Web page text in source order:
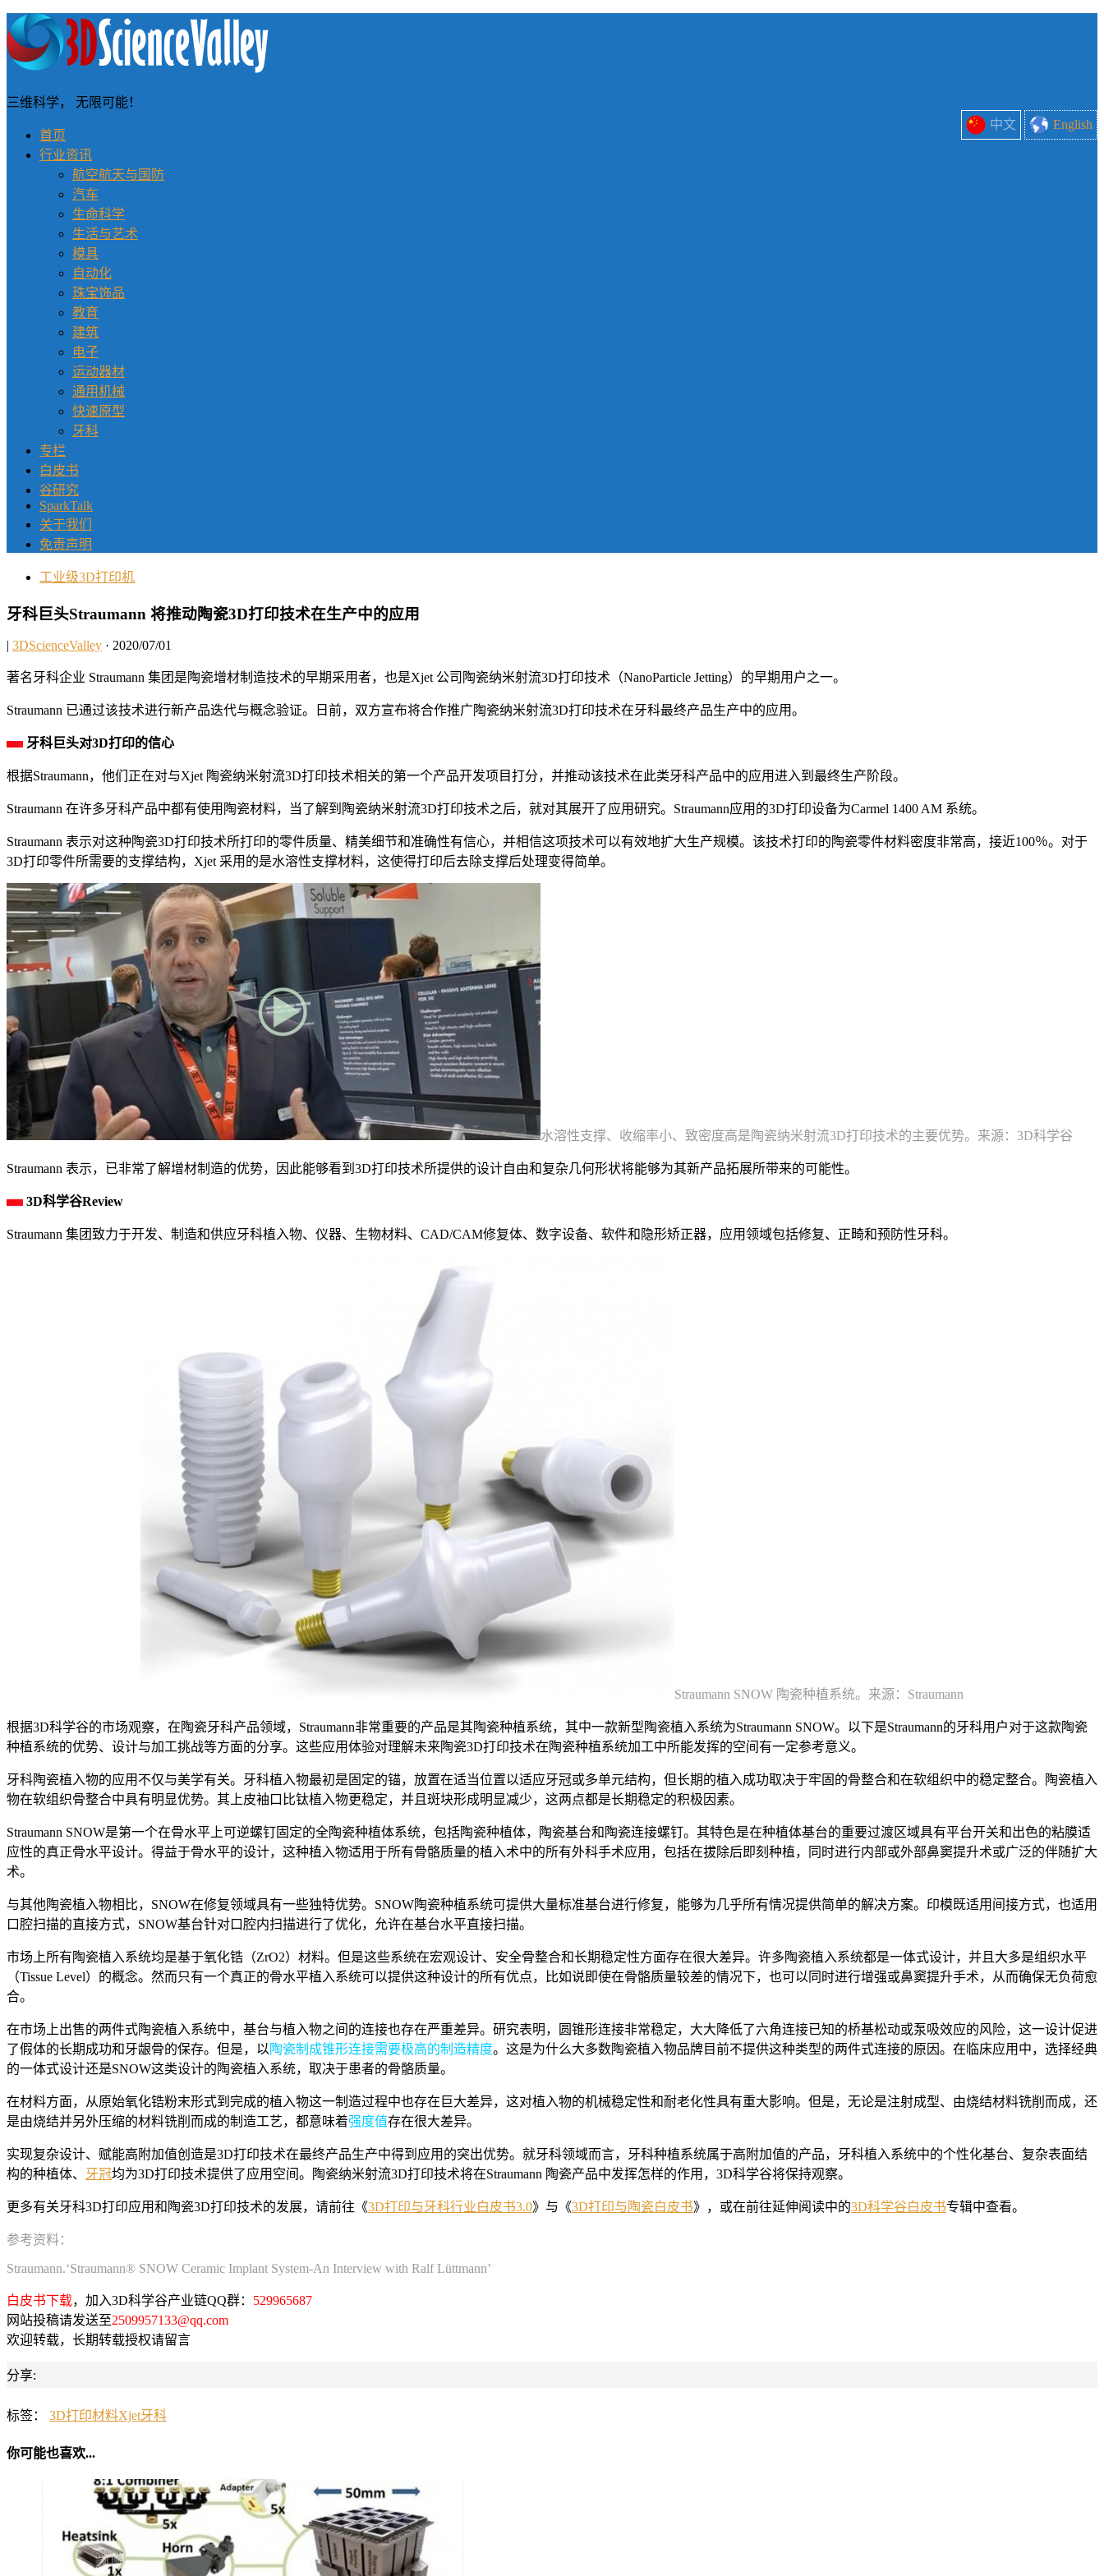
中文 English
三维科学， 无限可能！
首页
行业资讯
航空航天与国防
汽车
生命科学
生活与艺术
模具
自动化
珠宝饰品
教育
建筑
电子
运动器材
通用机械
快速原型
牙科
专栏
白皮书
谷研究
SparkTalk
关于我们
免责声明
工业级3D打印机
牙科巨头Straumann 将推动陶瓷3D打印技术在生产中的应用
| 3DScienceValley · 2020/07/01
著名牙科企业 Straumann 集团是陶瓷增材制造技术的早期采用者，也是Xjet 公司陶瓷纳米射流3D打印技术（NanoParticle Jetting）的早期用户之一。
Straumann 已通过该技术进行新产品迭代与概念验证。日前，双方宣布将合作推广陶瓷纳米射流3D打印技术在牙科最终产品生产中的应用。
牙科巨头对3D打印的信心
根据Straumann，他们正在对与Xjet 陶瓷纳米射流3D打印技术相关的第一个产品开发项目打分，并推动该技术在此类牙科产品中的应用进入到最终生产阶段。
Straumann 在许多牙科产品中都有使用陶瓷材料，当了解到陶瓷纳米射流3D打印技术之后，就对其展开了应用研究。Straumann应用的3D打印设备为Carmel 1400 AM 系统。
Straumann 表示对这种陶瓷3D打印技术所打印的零件质量、精美细节和准确性有信心，并相信这项技术可以有效地扩大生产规模。该技术打印的陶瓷零件材料密度非常高，接近100％。对于
3D打印零件所需要的支撑结构，Xjet 采用的是水溶性支撑材料，这使得打印后去除支撑后处理变得简单。
水溶性支撑、收缩率小、致密度高是陶瓷纳米射流3D打印技术的主要优势。来源：3D科学谷
Straumann 表示，已非常了解增材制造的优势，因此能够看到3D打印技术所提供的设计自由和复杂几何形状将能够为其新产品拓展所带来的可能性。
3D科学谷Review
Straumann 集团致力于开发、制造和供应牙科植入物、仪器、生物材料、CAD/CAM修复体、数字设备、软件和隐形矫正器，应用领域包括修复、正畸和预防性牙科。
Straumann SNOW 陶瓷种植系统。来源：Straumann
根据3D科学谷的市场观察，在陶瓷牙科产品领域，Straumann非常重要的产品是其陶瓷种植系统，其中一款新型陶瓷植入系统为Straumann SNOW。以下是Straumann的牙科用户对于这款陶瓷
种植系统的优势、设计与加工挑战等方面的分享。这些应用体验对理解未来陶瓷3D打印技术在陶瓷种植系统加工中所能发挥的空间有一定参考意义。
牙科陶瓷植入物的应用不仅与美学有关。牙科植入物最初是固定的锚，放置在适当位置以适应牙冠或多单元结构，但长期的植入成功取决于牢固的骨整合和在软组织中的稳定整合。陶瓷植入
物在软组织骨整合中具有明显优势。其上皮袖口比钛植入物更稳定，并且斑块形成明显减少，这两点都是长期稳定的积极因素。
Straumann SNOW是第一个在骨水平上可逆螺钉固定的全陶瓷种植体系统，包括陶瓷种植体，陶瓷基台和陶瓷连接螺钉。其特色是在种植体基台的重要过渡区域具有平台开关和出色的粘膜适
应性的真正骨水平设计。得益于骨水平的设计，这种植入物适用于所有骨骼质量的植入术中的所有外科手术应用，包括在拔除后即刻种植，同时进行内部或外部鼻窦提升术或广泛的伴随扩大
术。
与其他陶瓷植入物相比，SNOW在修复领域具有一些独特优势。SNOW陶瓷种植系统可提供大量标准基台进行修复，能够为几乎所有情况提供简单的解决方案。印模既适用间接方式，也适用
口腔扫描的直接方式，SNOW基台针对口腔内扫描进行了优化，允许在基台水平直接扫描。
市场上所有陶瓷植入系统均是基于氧化锆（ZrO2）材料。但是这些系统在宏观设计、安全骨整合和长期稳定性方面存在很大差异。许多陶瓷植入系统都是一体式设计，并且大多是组织水平
（Tissue Level）的概念。然而只有一个真正的骨水平植入系统可以提供这种设计的所有优点，比如说即使在骨骼质量较差的情况下，也可以同时进行增强或鼻窦提升手术，从而确保无负荷愈
合。
在市场上出售的两件式陶瓷植入系统中，基台与植入物之间的连接也存在严重差异。研究表明，圆锥形连接非常稳定，大大降低了六角连接已知的桥基松动或泵吸效应的风险，这一设计促进
了假体的长期成功和牙龈骨的保存。但是，以陶瓷制成锥形连接需要极高的制造精度。这是为什么大多数陶瓷植入物品牌目前不提供这种类型的两件式连接的原因。在临床应用中，选择经典
的一体式设计还是SNOW这类设计的陶瓷植入系统，取决于患者的骨骼质量。
在材料方面，从原始氧化锆粉末形式到完成的植入物这一制造过程中也存在巨大差异，这对植入物的机械稳定性和耐老化性具有重大影响。但是，无论是注射成型、由烧结材料铣削而成，还
是由烧结并另外压缩的材料铣削而成的制造工艺，都意味着强度值存在很大差异。
实现复杂设计、赋能高附加值创造是3D打印技术在最终产品生产中得到应用的突出优势。就牙科领域而言，牙科种植系统属于高附加值的产品，牙科植入系统中的个性化基台、复杂表面结
构的种植体、 牙冠均为3D打印技术提供了应用空间。陶瓷纳米射流3D打印技术将在Straumann 陶瓷产品中发挥怎样的作用，3D科学谷将保持观察。
更多有关牙科3D打印应用和陶瓷3D打印技术的发展，请前往《3D打印与牙科行业白皮书3.0》与《3D打印与陶瓷白皮书》，或在前往延伸阅读中的3D科学谷白皮书专辑中查看。
参考资料：
Straumann.‘Straumann® SNOW Ceramic Implant System-An Interview with Ralf Lüttmann’
白皮书下载，加入3D科学谷产业链QQ群： 529965687
网站投稿请发送至2509957133@qq.com
欢迎转载，长期转载授权请留言
分享:
标签： 3D打印材料Xjet牙科
你可能也喜欢...